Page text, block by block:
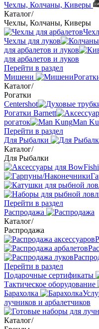
Чехлы, Колчаны, Киверы
Каталог/
Чехлы, Колчаны, Киверы
Чехлы для луков
для арбалетов и луков
для арбалетов и луков
Перейти в раздел
Мишени
Каталог/
Рогатки
Centershot
Рогатки Barnett
рогаток
Man
Перейти в раздел
Для Рыбалки
Каталог/
Для Рыбалки
Перейти в раздел
Распродажа
Каталог/
Распродажа
Перейти в раздел
Подарочные сертификаты
Тактическое оборудование
Барахолка
лучников и арбалетчиков
Каталог/